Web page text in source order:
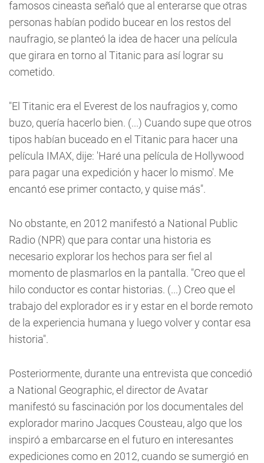
famosos cineasta señaló que al enterarse que otras
personas habían podido bucear en los restos del
naufragio, se planteó la idea de hacer una película
que girara en torno al Titanic para así lograr su
cometido.
"El Titanic era el Everest de los naufragios y, como
buzo, quería hacerlo bien. (...) Cuando supe que otros
tipos habían buceado en el Titanic para hacer una
película IMAX, dije: 'Haré una película de Hollywood
para pagar una expedición y hacer lo mismo'. Me
encantó ese primer contacto, y quise más".
No obstante, en 2012 manifestó a National Public
Radio (NPR) que para contar una historia es
necesario explorar los hechos para ser fiel al
momento de plasmarlos en la pantalla. "Creo que el
hilo conductor es contar historias. (...) Creo que el
trabajo del explorador es ir y estar en el borde remoto
de la experiencia humana y luego volver y contar esa
historia".
Posteriormente, durante una entrevista que concedió
a National Geographic, el director de Avatar
manifestó su fascinación por los documentales del
explorador marino Jacques Cousteau, algo que los
inspiró a embarcarse en el futuro en interesantes
expediciones como en 2012, cuando se sumergió en